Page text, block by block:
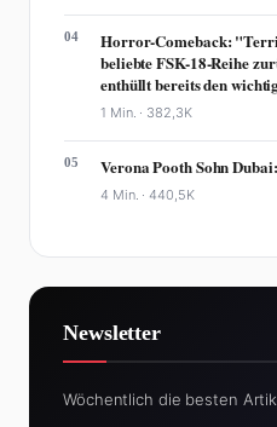
04
Horror-Comeback:
beliebte FSK-18-Reihe
enthüllt bereits den
1 Min. · 382,3K
05 Verona Pooth Sohn
4 Min. ·440,5K
Newsletter
Wöchentlich die besten